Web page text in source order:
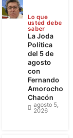
Lo que
usted debe
saber
La Joda
Política
del 5 de
agosto
con
Fernando
Amorocho
Chacón
agosto 5,
2026